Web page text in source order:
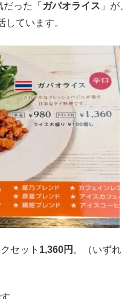
った「 ガパオライス 」が、
ています。
セット 1,360円 。（いずれ